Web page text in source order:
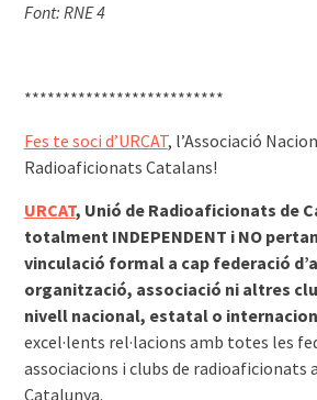
Font: RNE 4
**************************
Fes te soci d’URCAT, l’Associació
Radioaficionats Catalans!
URCAT, Unió de Radioaficionats de
totalment INDEPENDENT i NO
vinculació formal a cap federació
organització, associació ni altres
nivell nacional, estatal o
excel·lents rel·lacions amb totes les
associacions i clubs de radioaficionats
Catalunya.